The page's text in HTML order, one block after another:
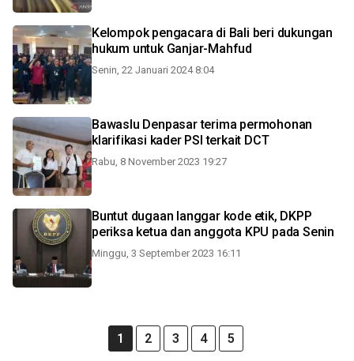
Kelompok pengacara di Bali beri dukungan
hukum untuk Ganjar-Mahfud
Senin, 22 Januari 2024 8:04
Bawaslu Denpasar terima permohonan
klarifikasi kader PSI terkait DCT
Rabu, 8 November 2023 19:27
Buntut dugaan langgar kode etik, DKPP
periksa ketua dan anggota KPU pada Senin
Minggu, 3 September 2023 16:11
1 2 3 4 5